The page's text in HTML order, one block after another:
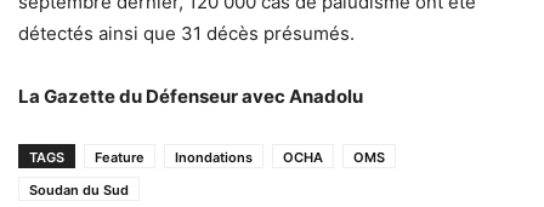
détectés ainsi que 31 décès présumés.
La Gazette du Défenseur avec Anadolu
TAGS Feature Inondations OCHA
OMS
Soudan du Sud